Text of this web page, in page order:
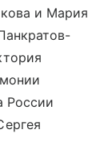
и Мария
России